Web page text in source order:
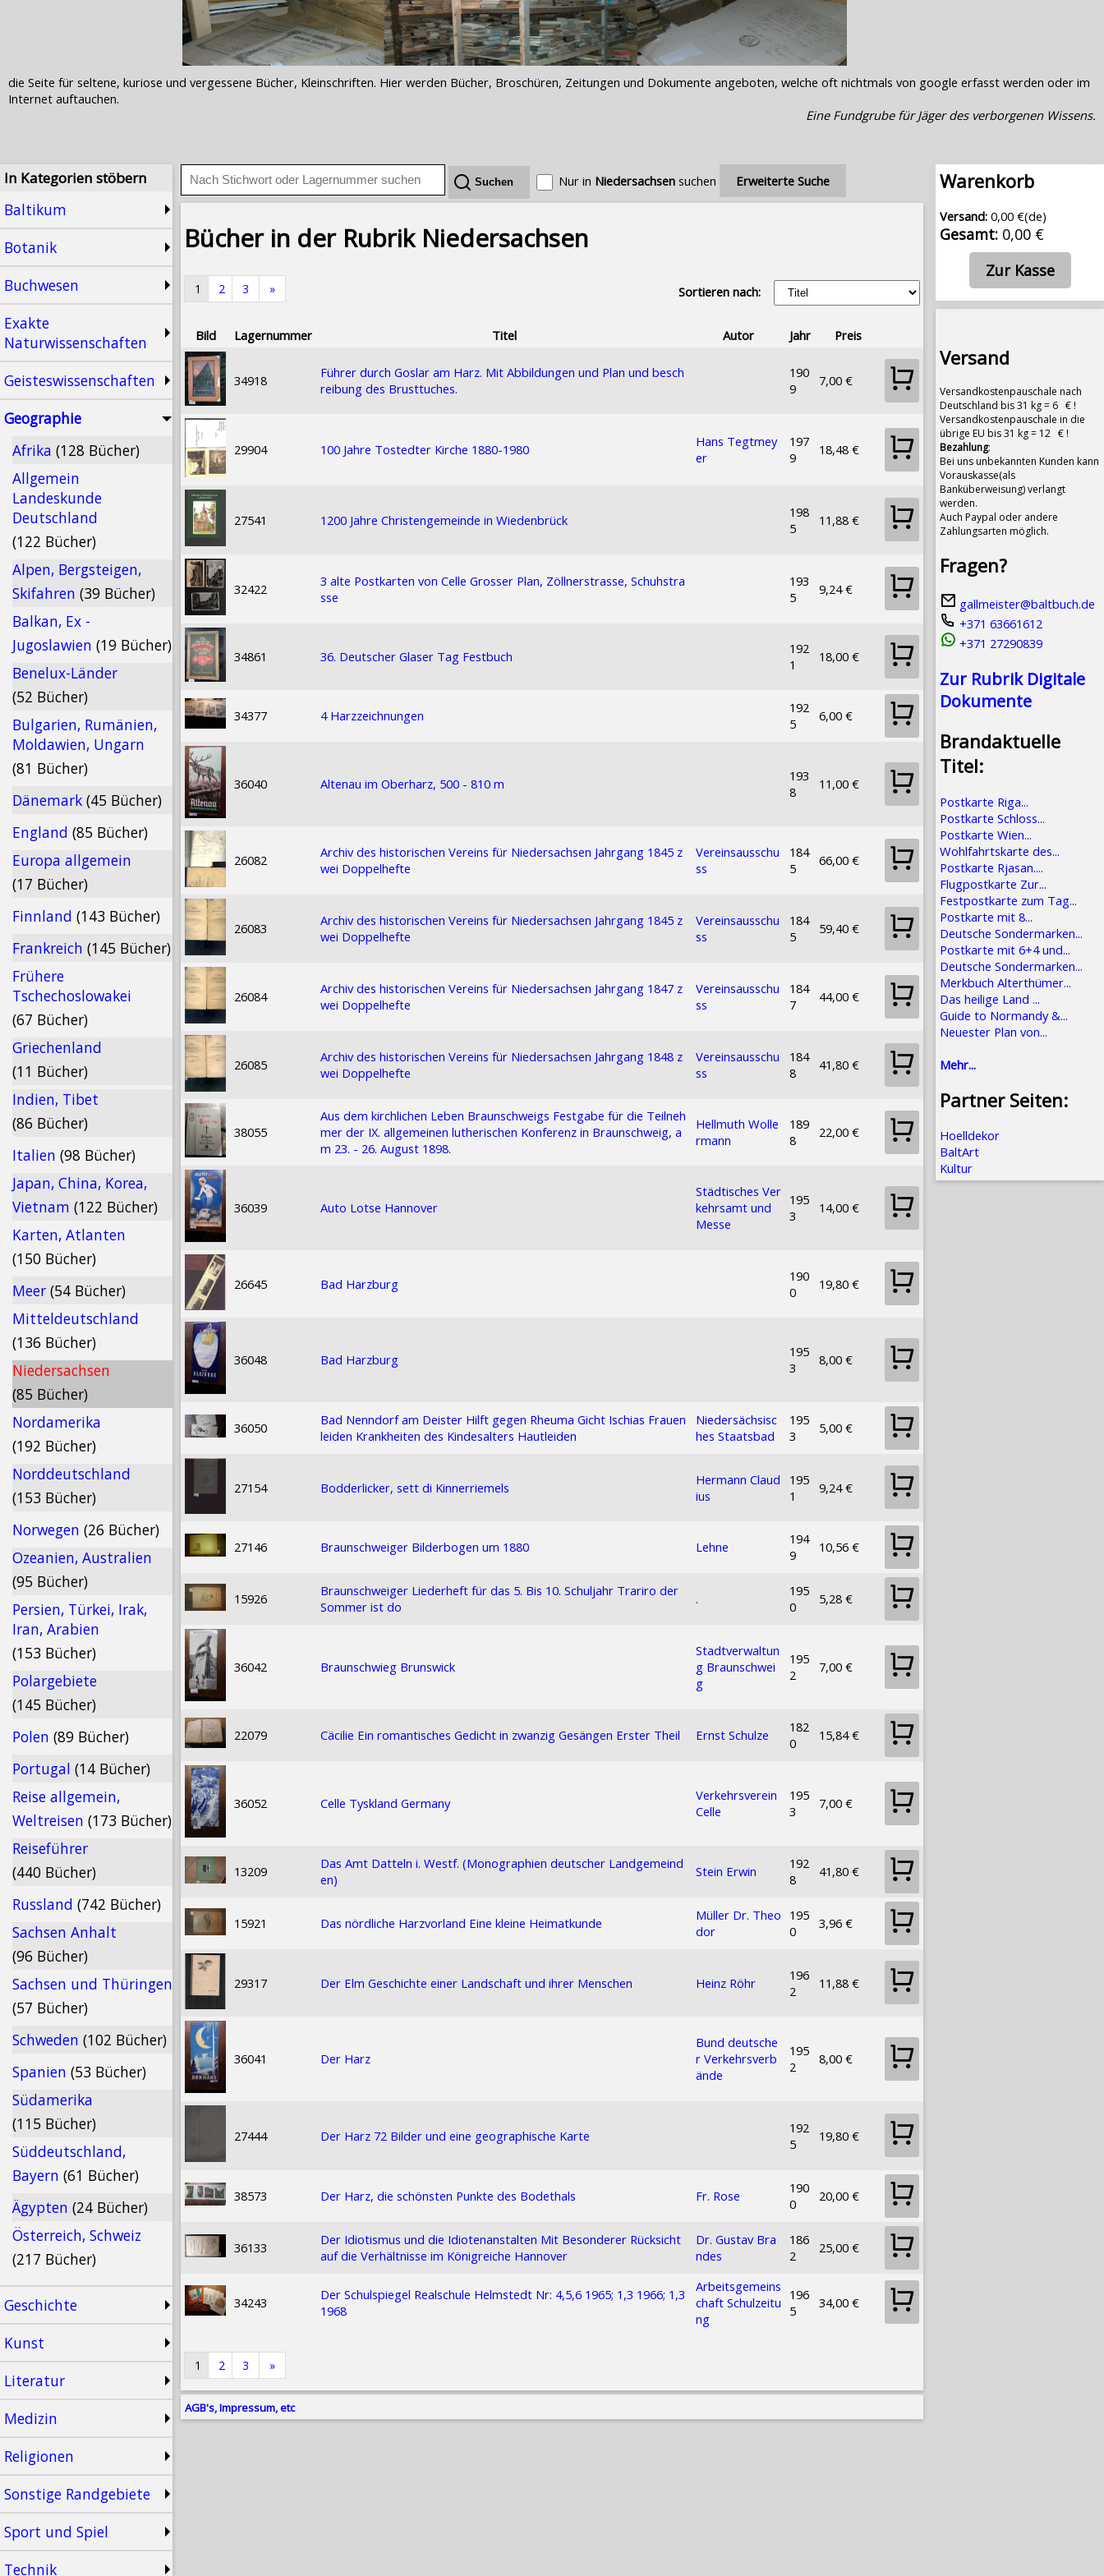
die Seite für seltene, kuriose und vergessene Bücher, Kleinschriften. Hier werden Bücher, Broschüren, Zeitungen und Dokumente angeboten, welche oft nichtmals von google erfasst werden oder im
Internet auftauchen.
Eine Fundgrube für Jäger des verborgenen Wissens.
In Kategorien stöbern
Baltikum
Botanik
Buchwesen
Exakte
Naturwissenschaften
Geisteswissenschaften
Geographie
Afrika (128 Bücher)
Allgemein
Landeskunde
Deutschland
(122 Bücher)
Alpen, Bergsteigen,
Skifahren (39 Bücher)
Balkan, Ex -
Jugoslawien (19 Bücher)
Benelux-Länder
(52 Bücher)
Bulgarien, Rumänien,
Moldawien, Ungarn
(81 Bücher)
Dänemark (45 Bücher)
England (85 Bücher)
Europa allgemein
(17 Bücher)
Finnland (143 Bücher)
Frankreich (145 Bücher)
Frühere
Tschechoslowakei
(67 Bücher)
Griechenland
(11 Bücher)
Indien, Tibet
(86 Bücher)
Italien (98 Bücher)
Japan, China, Korea,
Vietnam (122 Bücher)
Karten, Atlanten
(150 Bücher)
Meer (54 Bücher)
Mitteldeutschland
(136 Bücher)
Niedersachsen
(85 Bücher)
Nordamerika
(192 Bücher)
Norddeutschland
(153 Bücher)
Norwegen (26 Bücher)
Ozeanien, Australien
(95 Bücher)
Persien, Türkei, Irak,
Iran, Arabien
(153 Bücher)
Polargebiete
(145 Bücher)
Polen (89 Bücher)
Portugal (14 Bücher)
Reise allgemein,
Weltreisen (173 Bücher)
Reiseführer
(440 Bücher)
Russland (742 Bücher)
Sachsen Anhalt
(96 Bücher)
Sachsen und Thüringen
(57 Bücher)
Schweden (102 Bücher)
Spanien (53 Bücher)
Südamerika
(115 Bücher)
Süddeutschland,
Bayern (61 Bücher)
Ägypten (24 Bücher)
Österreich, Schweiz
(217 Bücher)
Geschichte
Kunst
Literatur
Medizin
Religionen
Sonstige Randgebiete
Sport und Spiel
Technik
Warenkorb
Versand: 0,00 €(de)
Gesamt: 0,00 €
Zur Kasse
Versand
Versandkostenpauschale nach
Deutschland bis 31 kg = 6 € !
Versandkostenpauschale in die
übrige EU bis 31 kg = 12 € !
Bezahlung:
Bei uns unbekannten Kunden kann
Vorauskasse(als
Banküberweisung) verlangt
werden.
Auch Paypal oder andere
Zahlungsarten möglich.
Fragen?
gallmeister@baltbuch.de
+371 63661612
+371 27290839
Zur Rubrik Digitale
Dokumente
Brandaktuelle
Titel:
Postkarte Riga...
Postkarte Schloss...
Postkarte Wien...
Wohlfahrtskarte des...
Postkarte Rjasan....
Flugpostkarte Zur...
Festpostkarte zum Tag...
Postkarte mit 8...
Deutsche Sondermarken...
Postkarte mit 6+4 und...
Deutsche Sondermarken...
Merkbuch Alterthümer...
Das heilige Land ...
Guide to Normandy &...
Neuester Plan von...
Mehr...
Partner Seiten:
Hoelldekor
BaltArt
Kultur
Nur in Niedersachsen suchen Erweiterte Suche
Bücher in der Rubrik Niedersachsen
1 2 3 » Sortieren nach:
Bild Lagernummer Titel Autor Jahr Preis
34918
Führer durch Goslar am Harz. Mit Abbildungen und Plan und besch
reibung des Brusttuches.
190
9
7,00 €
29904 100 Jahre Tostedter Kirche 1880-1980
Hans Tegtmey
er
197
9
18,48 €
27541 1200 Jahre Christengemeinde in Wiedenbrück
198
5
11,88 €
32422
3 alte Postkarten von Celle Grosser Plan, Zöllnerstrasse, Schuhstra
sse
193
5
9,24 €
34861 36. Deutscher Glaser Tag Festbuch
192
1
18,00 €
34377 4 Harzzeichnungen
192
5
6,00 €
36040 Altenau im Oberharz, 500 - 810 m
193
8
11,00 €
26082
Archiv des historischen Vereins für Niedersachsen Jahrgang 1845 z
wei Doppelhefte
Vereinsausschu
ss
184
5
66,00 €
26083
Archiv des historischen Vereins für Niedersachsen Jahrgang 1845 z
wei Doppelhefte
Vereinsausschu
ss
184
5
59,40 €
26084
Archiv des historischen Vereins für Niedersachsen Jahrgang 1847 z
wei Doppelhefte
Vereinsausschu
ss
184
7
44,00 €
26085
Archiv des historischen Vereins für Niedersachsen Jahrgang 1848 z
wei Doppelhefte
Vereinsausschu
ss
184
8
41,80 €
38055
Aus dem kirchlichen Leben Braunschweigs Festgabe für die Teilneh
mer der IX. allgemeinen lutherischen Konferenz in Braunschweig, a
m 23. - 26. August 1898.
Hellmuth Wolle
rmann
189
8
22,00 €
36039 Auto Lotse Hannover
Städtisches Ver
kehrsamt und
Messe
195
3
14,00 €
26645 Bad Harzburg
190
0
19,80 €
36048 Bad Harzburg
195
3
8,00 €
36050
Bad Nenndorf am Deister Hilft gegen Rheuma Gicht Ischias Frauen
leiden Krankheiten des Kindesalters Hautleiden
Niedersächsisc
hes Staatsbad
195
3
5,00 €
27154 Bodderlicker, sett di Kinnerriemels
Hermann Claud
ius
195
1
9,24 €
27146 Braunschweiger Bilderbogen um 1880 Lehne
194
9
10,56 €
15926
Braunschweiger Liederheft für das 5. Bis 10. Schuljahr Trariro der
Sommer ist do
.
195
0
5,28 €
36042 Braunschwieg Brunswick
Stadtverwaltun
g Braunschwei
g
195
2
7,00 €
22079 Cäcilie Ein romantisches Gedicht in zwanzig Gesängen Erster Theil Ernst Schulze
182
0
15,84 €
36052 Celle Tyskland Germany
Verkehrsverein
Celle
195
3
7,00 €
13209
Das Amt Datteln i. Westf. (Monographien deutscher Landgemeind
en)
Stein Erwin
192
8
41,80 €
15921 Das nördliche Harzvorland Eine kleine Heimatkunde
Müller Dr. Theo
dor
195
0
3,96 €
29317 Der Elm Geschichte einer Landschaft und ihrer Menschen Heinz Röhr
196
2
11,88 €
36041 Der Harz
Bund deutsche
r Verkehrsverb
ände
195
2
8,00 €
27444 Der Harz 72 Bilder und eine geographische Karte
192
5
19,80 €
38573 Der Harz, die schönsten Punkte des Bodethals Fr. Rose
190
0
20,00 €
36133
Der Idiotismus und die Idiotenanstalten Mit Besonderer Rücksicht
auf die Verhältnisse im Königreiche Hannover
Dr. Gustav Bra
ndes
186
2
25,00 €
34243
Der Schulspiegel Realschule Helmstedt Nr: 4,5,6 1965; 1,3 1966; 1,3
1968
Arbeitsgemeins
chaft Schulzeitu
ng
196
5
34,00 €
1 2 3 »
AGB's, Impressum, etc